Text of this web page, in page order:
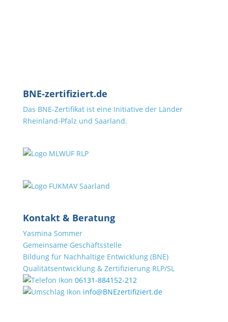
BNE-zertifiziert.de
Das BNE-Zertifikat ist eine Initiative der Länder
Rheinland-Pfalz und Saarland.
Kontakt & Beratung
Yasmina Sommer
Gemeinsame Geschäftsstelle
Bildung für Nachhaltige Entwicklung (BNE)
Qualitätsentwicklung & Zertifizierung RLP/SL
06131-884152-212
info@BNEzertifiziert.de